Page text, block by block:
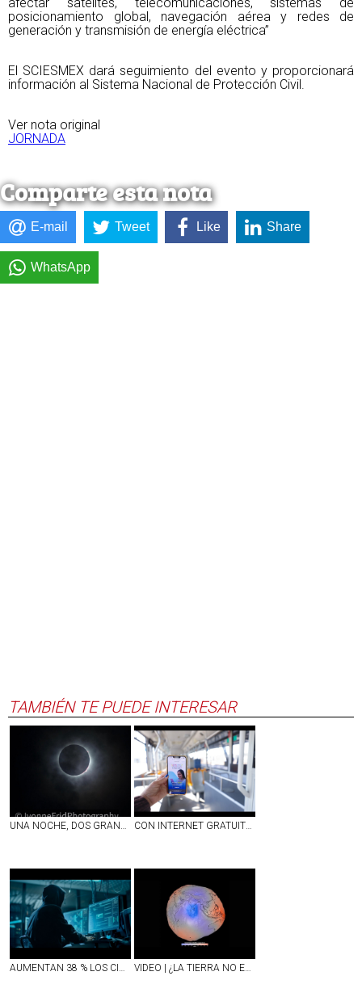
posicionamiento global, navegación aérea y redes de
generación y transmisión de energía eléctrica”
El SCIESMEX dará seguimiento del evento y proporcionará
información al Sistema Nacional de Protección Civil.
Ver nota original
JORNADA
Comparte esta nota
E-mail Tweet Like Share
WhatsApp
TAMBIÉN TE PUEDE INTERESAR
UNA NOCHE, DOS GRANDES ESPECTÁCULOS ASTRONÓMICOS: ECLIPSE TOTAL DE SOL Y LLUVIA DE ESTRELLAS CON INTERNET GRATUITO EN ESCUELAS, CAMIONES Y ESPACIOS PÚBLICOS, AGUASCALIENTES FORTALECE SU CONECTIVIDAD
AUMENTAN 38 % LOS CIBERATAQUES EN MÉXICO; REPORTAN DÉFICIT DE 77 MIL EXPERTOS PARA COMBATIRLOS VIDEO | ¿LA TIERRA NO ES REDONDA?; NASA DIFUNDE IMAGEN INÉDITA DEL PLANETA Y ASÍ DE IMPRESIONANTE LUCE